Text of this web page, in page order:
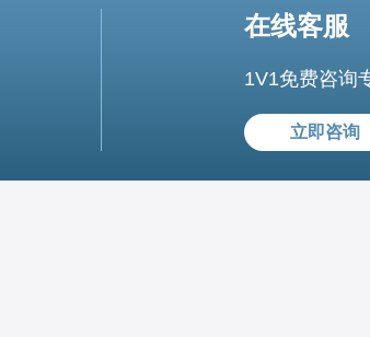
在线客服
1V1免费咨询
立即咨询